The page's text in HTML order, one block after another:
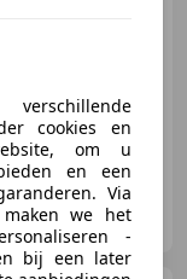
cookies en
om u
en een
Via
we het
-
bij een later